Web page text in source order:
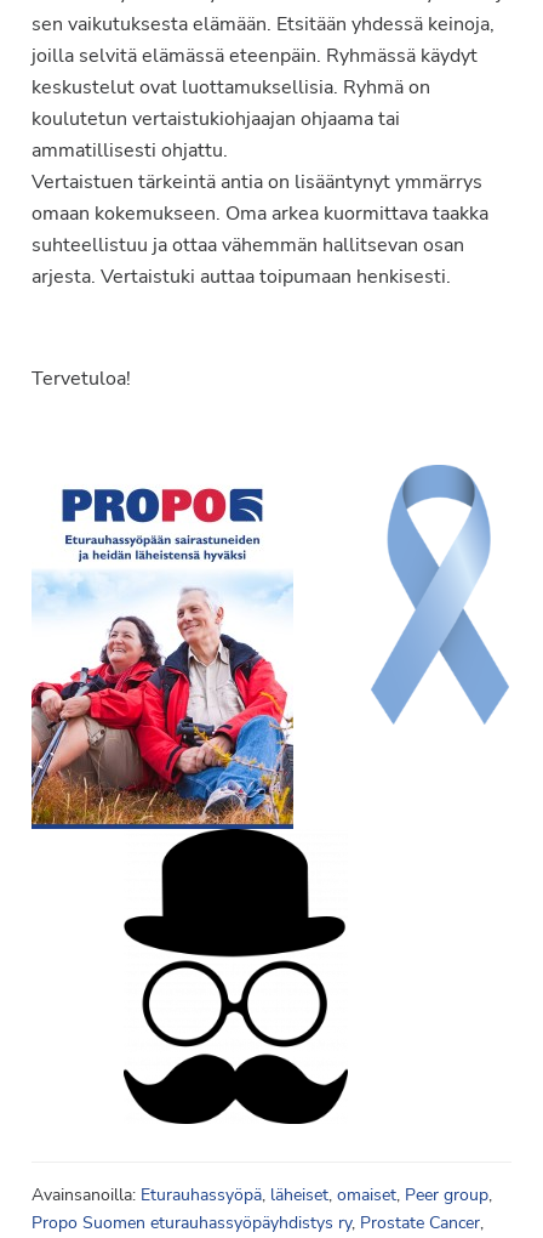
sen vaikutuksesta elämään. Etsitään yhdessä keinoja,
joilla selvitä elämässä eteenpäin. Ryhmässä käydyt
keskustelut ovat luottamuksellisia. Ryhmä on
koulutetun vertaistukiohjaajan ohjaama tai
ammatillisesti ohjattu.
Vertaistuen tärkeintä antia on lisääntynyt ymmärrys
omaan kokemukseen. Oma arkea kuormittava taakka
suhteellistuu ja ottaa vähemmän hallitsevan osan
arjesta. Vertaistuki auttaa toipumaan henkisesti.
Tervetuloa!
Avainsanoilla: Eturauhassyöpä, läheiset, omaiset, Peer group,
Propo Suomen eturauhassyöpäyhdistys ry, Prostate Cancer,